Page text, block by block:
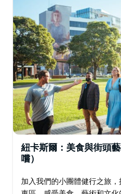
但歷史愛好者不要害怕！我們
去。在整個旅程中，我們將為
迷人故事，生動地講述其標誌
事。
因此，無論您是渴望沉浸在景
發現紐卡斯爾隱藏寶藏的經
將為您帶來難忘的體驗。準備
真正與眾不同的一切之中。
紐卡斯爾：美食與街頭
嚐）
加入我們的小團體健行之旅